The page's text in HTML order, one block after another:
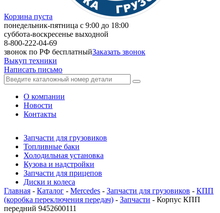
Корзина пуста
понедельник-пятница с 9:00 до 18:00
суббота-воскресенье выходной
8-800-222-04-69
звонок по РФ бесплатныйЗаказать звонок
Выкуп техники
Написать письмо
О компании
Новости
Контакты
Запчасти для грузовиков
Топливные баки
Холодильная установка
Кузова и надстройки
Запчасти для прицепов
Диски и колеса
Главная - Каталог - Mercedes - Запчасти для грузовиков - КПП
(коробка переключения передач) - Запчасти - Корпус КПП
передний 9452600111